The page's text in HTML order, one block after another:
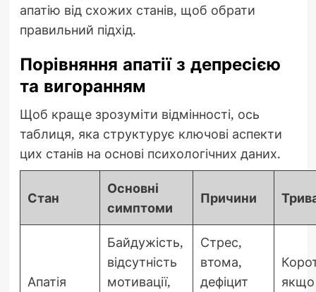
апатію від схожих станів, щоб обрати
правильний підхід.
Порівняння апатії з депресією
та вигоранням
Щоб краще зрозуміти відмінності, ось
таблиця, яка структурує ключові аспекти
цих станів на основі психологічних даних.
Стан
Основні
симптоми
Причини
Апатія
Байдужість,
відсутність
мотивації,
Стрес,
втома,
дефіцит
якщо